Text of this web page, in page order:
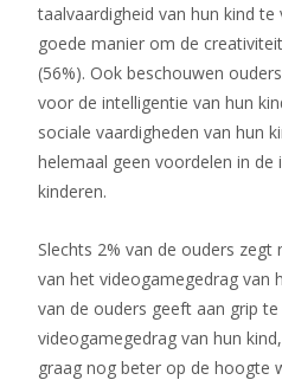
taalvaardigheid van hun kind
goede manier om de
(56%). Ook beschouwen
voor de intelligentie van hun
sociale vaardigheden van hun
helemaal geen voordelen in
kinderen.
Slechts 2% van de ouders
van het videogamegedrag van
van de ouders geeft aan grip
videogamegedrag van hun
graag nog beter op de hoogte